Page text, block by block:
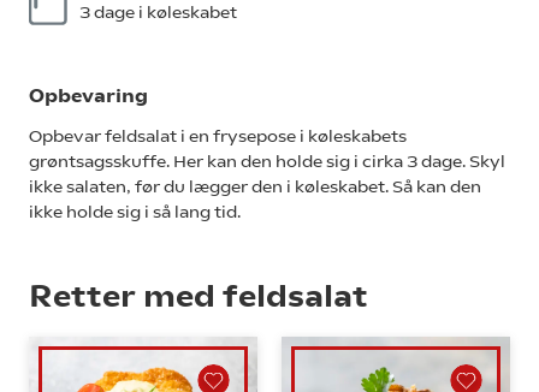
3 dage i køleskabet
Opbevaring
Opbevar feldsalat i en frysepose i køleskabets
grøntsagsskuffe. Her kan den holde sig i cirka 3 dage. Skyl
ikke salaten, før du lægger den i køleskabet. Så kan den
ikke holde sig i så lang tid.
Retter med feldsalat